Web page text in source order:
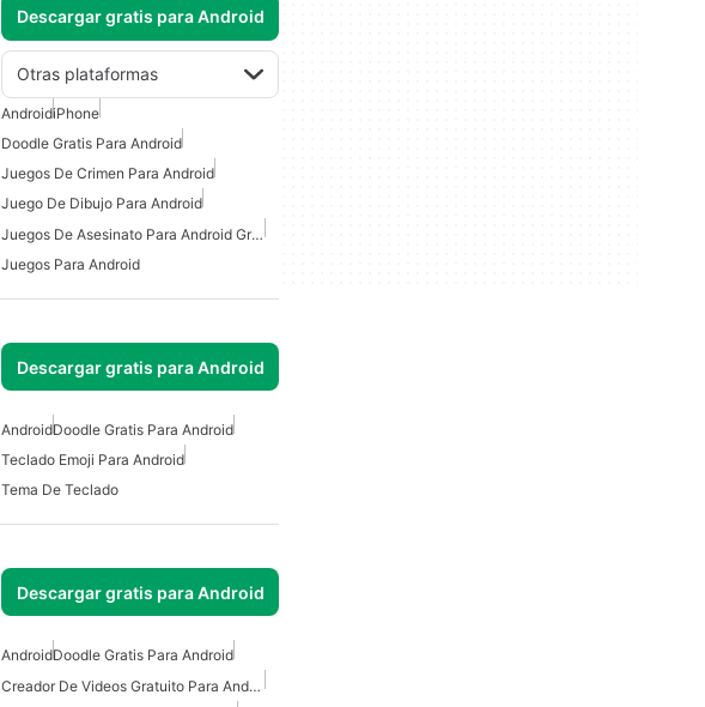
Descargar gratis para Android
Otras plataformas
AndroidiPhone
Doodle Gratis Para Android
Juegos De Crimen Para Android
Juego De Dibujo Para Android
Juegos De Asesinato Para Android Gratis
Juegos Para Android
Descargar gratis para Android
AndroidDoodle Gratis Para Android
Teclado Emoji Para Android
Tema De Teclado
Descargar gratis para Android
AndroidDoodle Gratis Para Android
Creador De Videos Gratuito Para Android